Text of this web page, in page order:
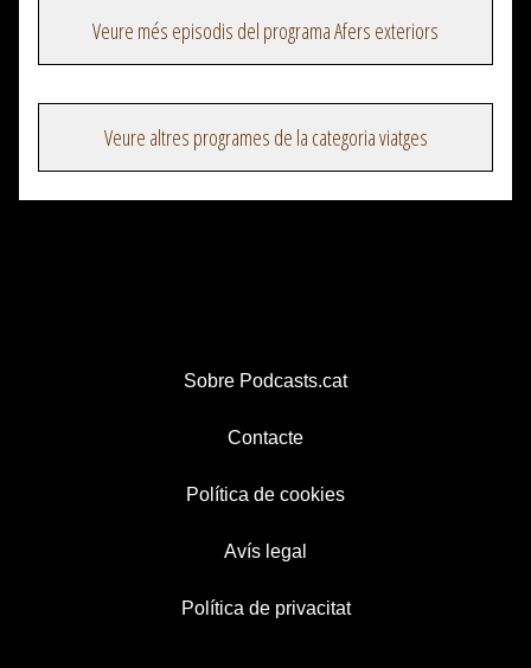
Veure més episodis del programa Afers exteriors
Veure altres programes de la categoria viatges
Sobre Podcasts.cat
Contacte
Política de cookies
Avís legal
Política de privacitat